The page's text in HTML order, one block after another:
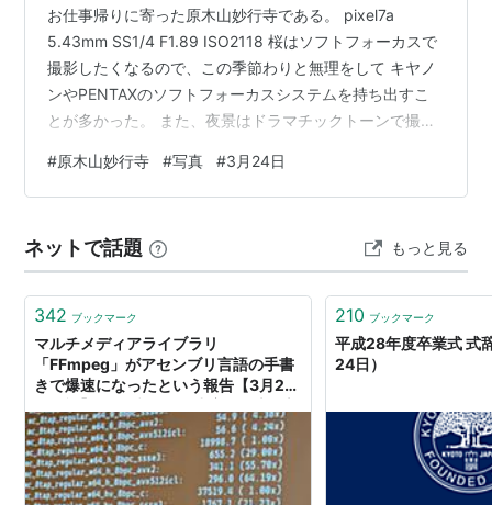
2007-03-24
2008-03-24
2009-03-24
2010-03-24
参照
3月24日 今日は何の日〜毎日が記念日〜
http://www.d4.dion.ne.jp/~warapon/data00/birth-
0324.htm
http://www.d4.dion.ne.jp/~warapon/data04/death
-0324.htm
http://www.d4.dion.ne.jp/~warapon/data02/media
-0324.htm
*リスト：リスト::○月○日
お仕事帰りに寄った原木山妙行寺である。 pixel7a
5.43mm SS1/4 F1.89 ISO2118 桜はソフトフォーカスで
撮影したくなるので、この季節わりと無理をして キヤノ
ンやPENTAXのソフトフォーカスシステムを持ち出すこ
とが多かった。 また、夜景はドラマチックトーンで撮影
が、今年はスマホで… ナイトモードがあるので手持ちで
撮影できる。 このスマートフォンのナイトモードはよく
光面積の小さい撮像素子は、 ISOを上げるとノイズが乗
りやすい。 ゆえに、センサーが大きいほど、解像度が…
#原木山妙行寺 #写真 #3月24日
ネットで話題 もっと見る
342 ブックマーク
マルチメディアライブラリ
「FFmpeg」がアセンブリ言語の手書
きで爆速になったという報告【3月24
しいCPUほど効果あり。チュートリア
ルも提供中【やじうまの杜】
210 ブックマーク
平成28年度卒業式 式
24日）